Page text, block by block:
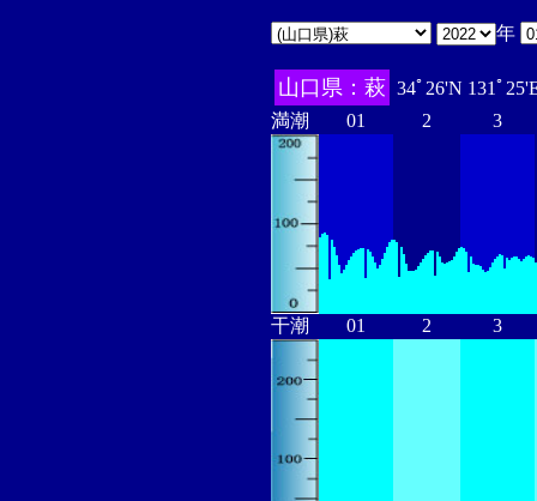
年
山口県：萩 34ﾟ26'N 131ﾟ
満潮
01 2 3
干潮 01 2 3